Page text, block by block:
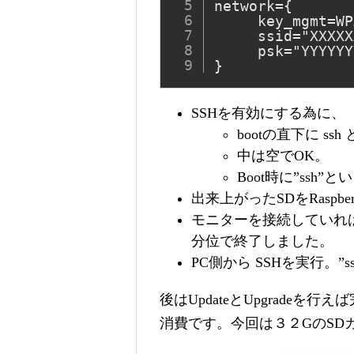
network={
}
SSHを有効にする為に、
bootの直下に ssh
中は空でOK。
Boot時に”ssh”と
出来上がったSDを
モニターを接続していれ
分位で終了しました。
PC側から SSHを実行。
後はUpdateとUpgradeを行え
消費です。今回は３２Gの